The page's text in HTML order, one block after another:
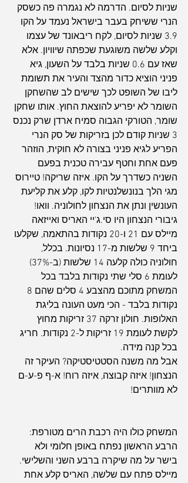
שניות לסיום. הדרמה לא נגמרה פה כשסק
הנרי ששיחק בעבר בישראל נעמד על הקו
3.9 שניות לסיום, לקח ריבאונד של עצמו
וקלע שלשה משוגעת שכפתה שיוויון. אלא
שאז עם 0.6 שניות בלבד על השעון, גיא
פניני הוציא כדור מהצד והעיר את תשומת
ליבו של השופט לכך שישים לב שהשחקן
השומר לא יפריע להוצאת החוץ. אותו שחקן
שומר, הטורקי הגבוה סמיח ארדן שרק נכנס
3 שניות קודם לכן בזריקות של סק הנרי
הפריע לגיא פניני בצורה לא חוקית, הוזהר
פעם אחת וחטף עבירה טכנית בפעם
השניה כשדרך על הקו. איזה שריקה! טיירוס
מגי הלך בנונשלנטיות לקו, קלע את קליעת
העונשין ונתן את הנצחון לחולוניה. וואו!
גיבורי הנצחון היו סי.ג'יי האריס ואייזאה
מיילס עם 21 ו-20 נקודות בהתאמה, שקלעו
ביחד 9 שלשות מ-17 נסיונות. בכלל,
חולוניה כולה קלעה 14 שלשות (ב-37%)
לעומת 6 סלי שתי נקודות בלבד בכל
נקודות בלבד - הכי מעט העונה בליגת
האלופות. חולון זרקה 37 זריקות מחוץ
לקשת לעומת 19 זריקות ל-2 נקודות. חריג
בכל קנה מידה.
אבל מה משנה הסטטיסטיקה? העיקר זה
הנצחון! איזה קבוצה, איזה רוח! א-ף פ-ע-ם
לא מוותרים!
המשחק כולו היה רכבת הרים מטורפת:
הרבע הראשון נפתח באופן חלומי ולא
בישר על מה שיקרה ברבע השני והשלישי.
מיילס פתח עם שלשה, האריס קלע אחת